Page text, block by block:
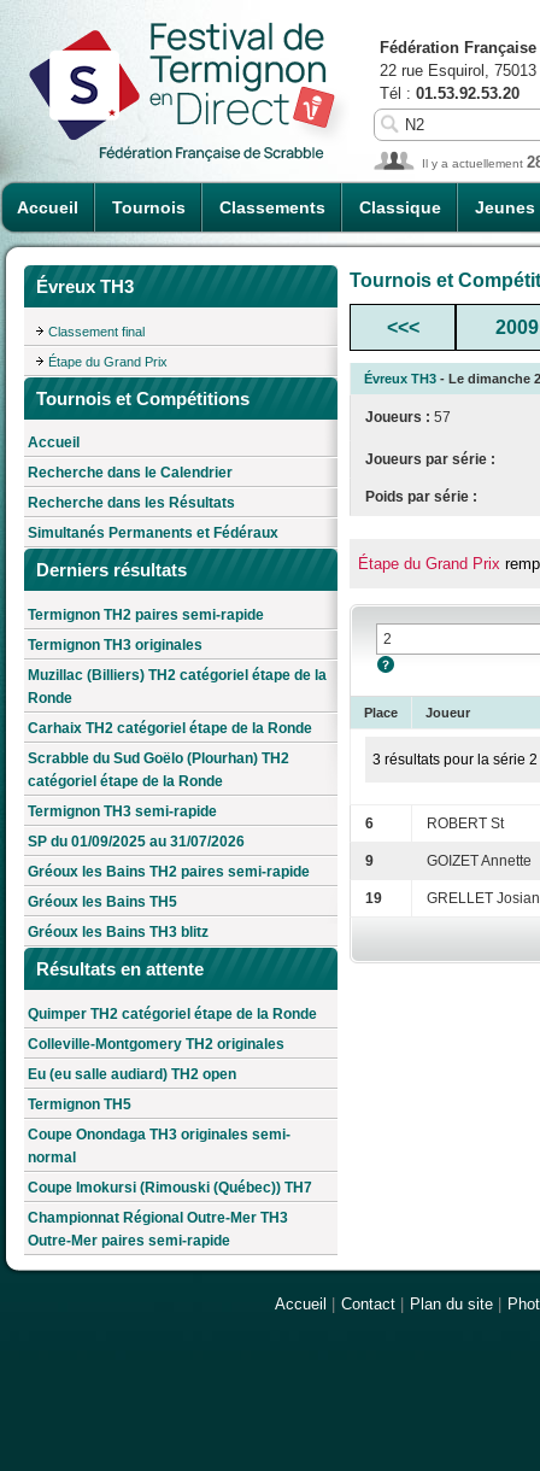
Accueil Tournois Classements Classique Jeunes
Fédération
22 rue Esquirol,
Tél : 01.53.92.53.20
Il y a actuellement
Évreux TH3
Classement final
Étape du Grand Prix
Tournois et Compétitions
Accueil
Recherche dans le Calendrier
Recherche dans les Résultats
Simultanés Permanents et Fédéraux
Derniers résultats
Termignon TH2 paires semi-rapide
Termignon TH3 originales
Muzillac (Billiers) TH2 catégoriel étape de la
Ronde
Carhaix TH2 catégoriel étape de la Ronde
Scrabble du Sud Goëlo (Plourhan) TH2
catégoriel étape de la Ronde
Termignon TH3 semi-rapide
SP du 01/09/2025 au 31/07/2026
Gréoux les Bains TH2 paires semi-rapide
Gréoux les Bains TH5
Gréoux les Bains TH3 blitz
Résultats en attente
Quimper TH2 catégoriel étape de la Ronde
Colleville-Montgomery TH2 originales
Eu (eu salle audiard) TH2 open
Termignon TH5
Coupe Onondaga TH3 originales semi-
normal
Coupe Imokursi (Rimouski (Québec)) TH7
Championnat Régional Outre-Mer TH3
Outre-Mer paires semi-rapide
Tournois et
<<< 2009
Évreux TH3 - Le dimanche
Joueurs : 57
Joueurs par série :
Poids par série :
Étape du Grand Prix
Place Joueur
3 résultats pour la série 2
6 ROBERT St
9 GOIZET Annette
19 GRELLET
Accueil Contact Plan du site